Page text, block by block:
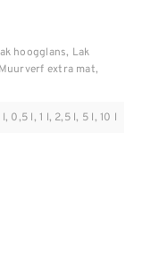
hoogglans, Lak
extra mat,
0,5 l, 1 l, 2,5 l, 5 l, 10 l